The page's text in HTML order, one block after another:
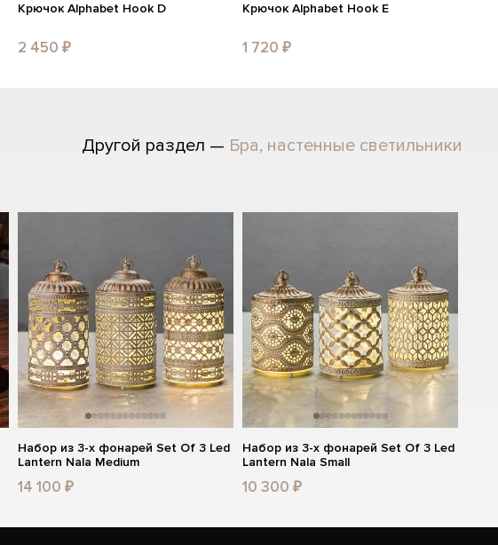
Крючок Alphabet Hook D
2 450 ₽
Крючок Alphabet Hook E
1 720 ₽
Другой раздел — Бра, настенные светильники
Набор из 3-х фонарей Set Of 3 Led
Lantern Nala Medium
14 100 ₽
Набор из 3-х фонарей Set Of 3 Led
Lantern Nala Small
10 300 ₽